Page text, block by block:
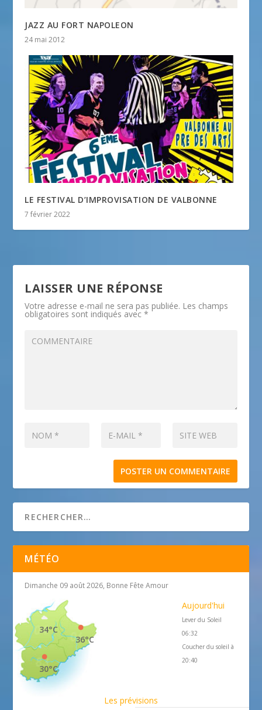
JAZZ AU FORT NAPOLEON
24 mai 2012
LE FESTIVAL D’IMPROVISATION DE VALBONNE
7 février 2022
LAISSER UNE RÉPONSE
Votre adresse e-mail ne sera pas publiée. Les champs
obligatoires sont indiqués avec*
MÉTÉO
Dimanche 09 août 2026, Bonne Fête Amour
36°C
34°C
30°C
Aujourd'hui
Lever du Soleil
06:32
Coucher du soleil à
20:40
Les prévisions